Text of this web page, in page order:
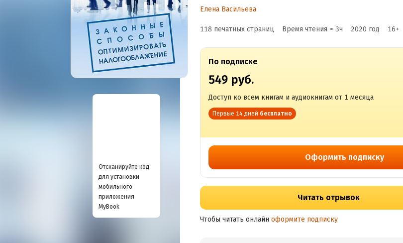
Отсканируйте код
для установки
мобильного
приложения
MyBook
Елена Васильева
118 печатных страниц Время чтения ≈ 3ч 2020 год 16+
По подписке
549 руб.
Доступ ко всем книгам и аудиокнигам от 1 месяца
Первые 14 дней бесплатно
Оформить подписку
Читать отрывок
Чтобы читать онлайн оформите подписку